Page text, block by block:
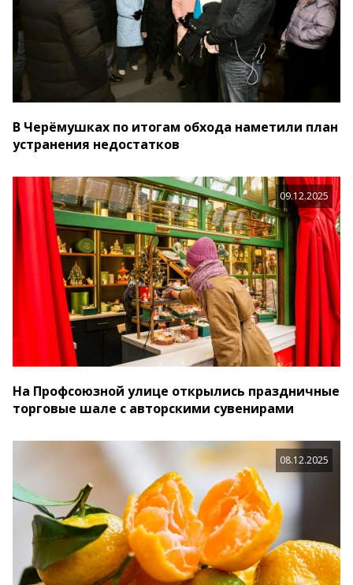
В Черёмушках по итогам обхода наметили план
устранения недостатков
09.12.2025
На Профсоюзной улице открылись праздничные
торговые шале с авторскими сувенирами
08.12.2025